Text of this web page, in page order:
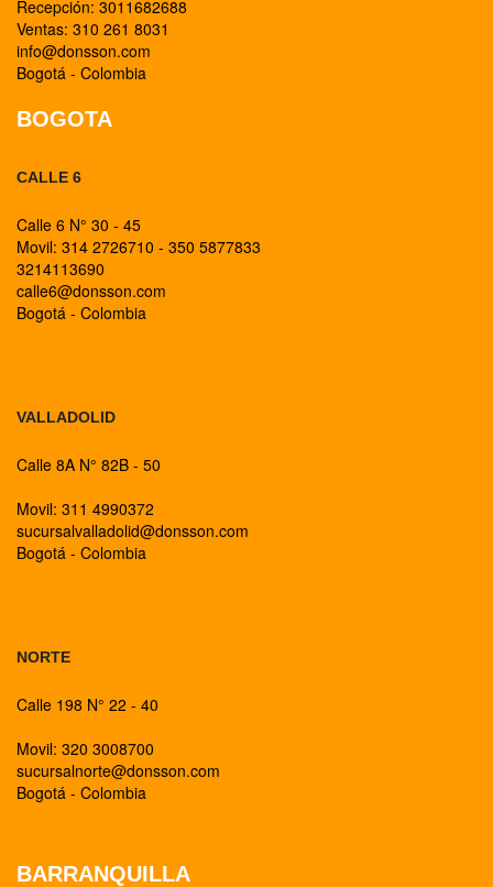
Recepción: 3011682688
Ventas: 310 261 8031
info@donsson.com
Bogotá - Colombia
BOGOTA
CALLE 6
Calle 6 N° 30 - 45
Movil: 314 2726710 - 350 5877833
3214113690
calle6@donsson.com
Bogotá - Colombia
VALLADOLID
Calle 8A N° 82B - 50
Movil: 311 4990372
sucursalvalladolid@donsson.com
Bogotá - Colombia
NORTE
Calle 198 N° 22 - 40
Movil: 320 3008700
sucursalnorte@donsson.com
Bogotá - Colombia
BARRANQUILLA